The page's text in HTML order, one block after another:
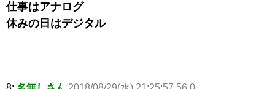
仕事はアナログ
休みの日はデジタル